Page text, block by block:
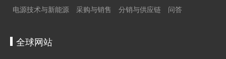
电源技术与新能源
采购与销售 分销与供应链 问答
全球网站